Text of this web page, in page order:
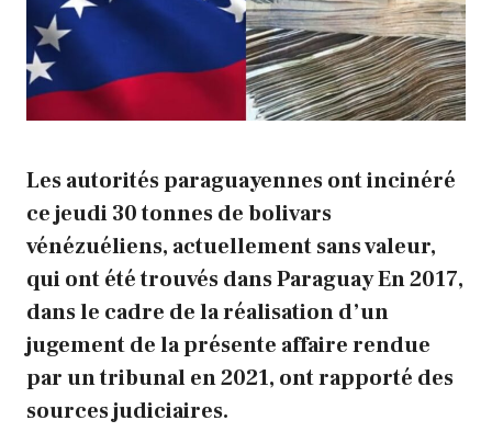
Les autorités paraguayennes ont incinéré
ce jeudi 30 tonnes de bolivars
vénézuéliens, actuellement sans valeur,
qui ont été trouvés dansParaguayEn 2017,
dans le cadre de la réalisation d’un
jugement de la présente affaire rendue
par un tribunal en 2021, ont rapporté des
sources judiciaires.